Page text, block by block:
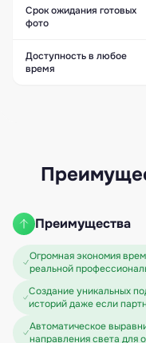
Срок ожидания готовых
фото
Доступность в любое
время
Преимущества
Огромная экономия
реальной
Создание уникальных
историй даже если
Автоматическое
направления света для